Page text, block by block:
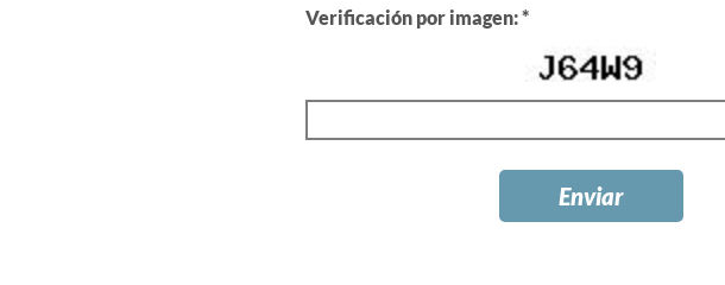
Verificación por imagen: *